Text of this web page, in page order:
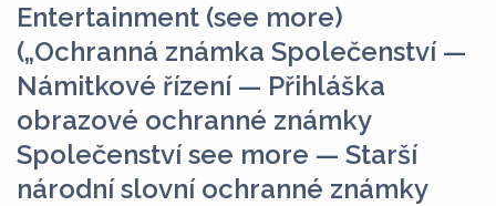
Entertainment (see more)
(„Ochranná známka Společenství —
Námitkové řízení — Přihláška
obrazové ochranné známky
Společenství see more — Starší
národní slovní ochranné známky